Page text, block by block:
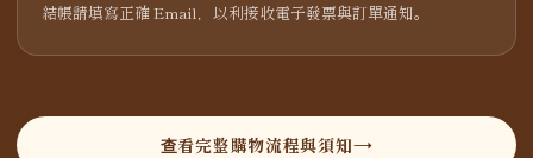
結帳請填寫正確 Email，以利接收電子發票與訂單通知。
查看完整購物流程與須知